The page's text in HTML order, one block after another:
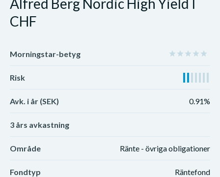
Alfred Berg Nordic High Yield I
CHF
Morningstar-betyg
Risk
Avk. i år (SEK) 0.91%
3 års avkastning
Område Ränte - övriga obligationer
Fondtyp Räntefond